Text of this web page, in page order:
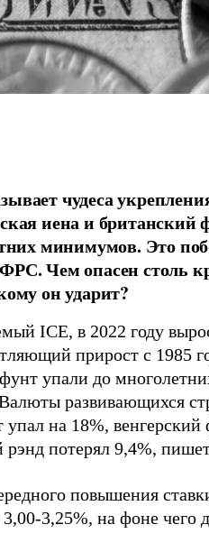
чудеса
иена и британский
минимумов. Это
Чем опасен столь
он ударит?
ICE, в 2022 году
прирост с 1985
упали до
развивающихся
упал на 18%,
потерял 9,4%,
повышения
3,25%, на фоне чего